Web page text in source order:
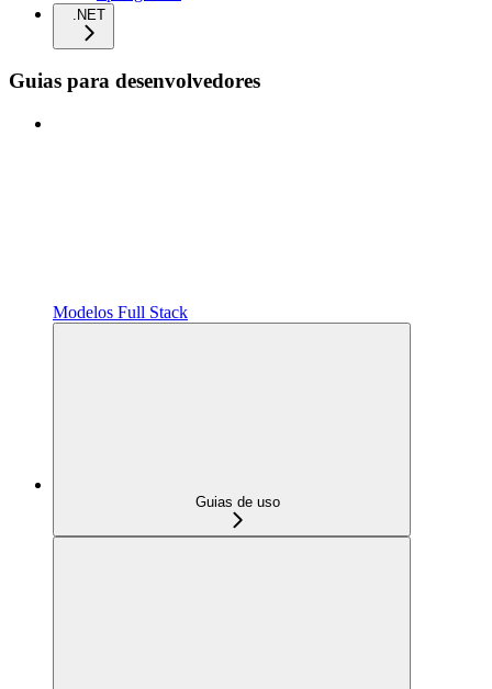
.NET
Guias para desenvolvedores
Modelos Full Stack
Guias de uso